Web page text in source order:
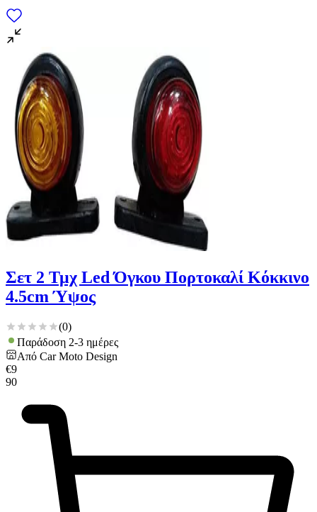
Σετ 2 Τμχ Led Όγκου Πορτοκαλί Κόκκινο
4.5cm Ύψος
(0)
Παράδοση 2-3 ημέρες
Από Car Moto Design
€9
90